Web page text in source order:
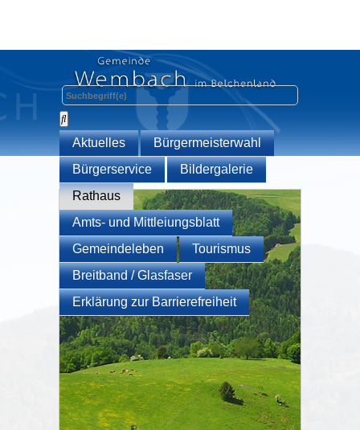
Aktuelles
Bürgermeisterwahl
Bürgerservice
Bildergalerie
Rathaus
Amts- und Mittleiungsblatt
Gemeindeleben
Tourismus
Breitband / Glasfaser
Erklärung zur Barrierefreiheit